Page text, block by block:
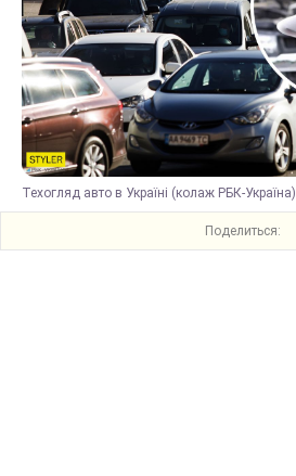
Техогляд авто в Україні (колаж РБК-Україна)
Поделиться: